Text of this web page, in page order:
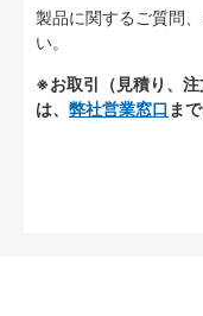
製品に関するご質問
い。
※お取引（見積り、
は、 弊社営業窓口 ま